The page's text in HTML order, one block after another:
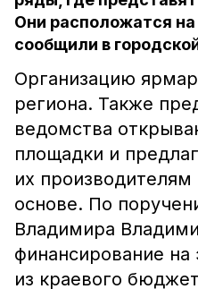
Они расположатся на
сообщили в
Организацию
региона. Также
ведомства
площадки и
их
основе. По
Владимира
финансирование на
из краевого